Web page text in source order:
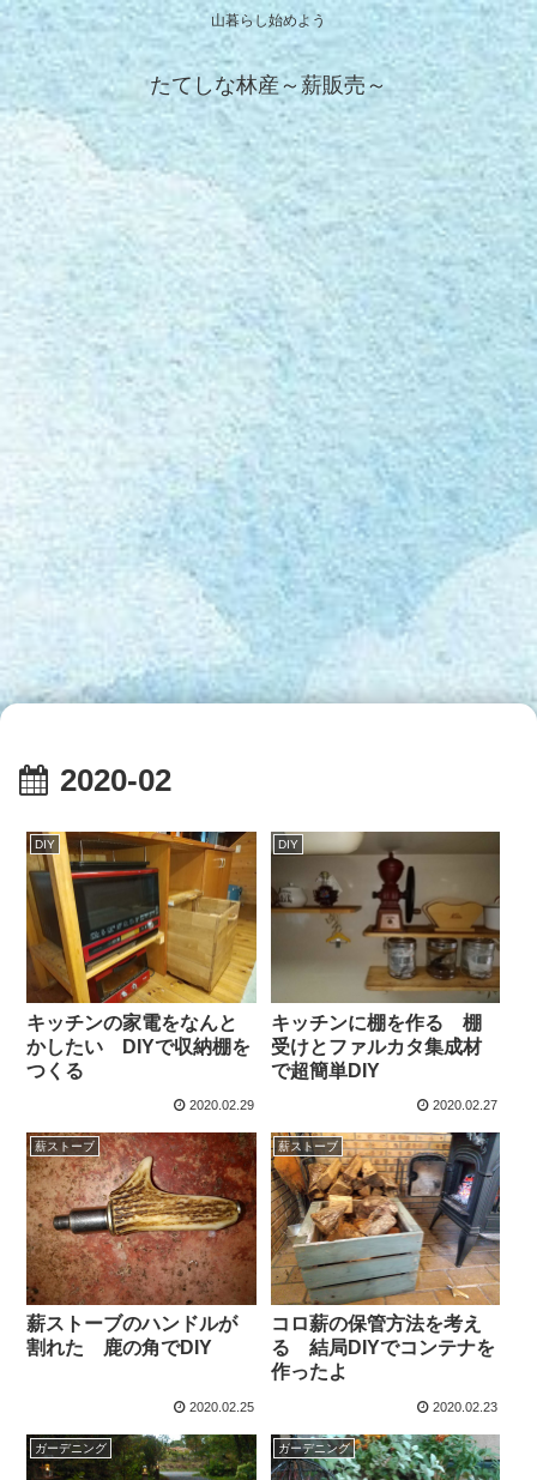
山暮らし始めよう
たてしな林産～薪販売～
2020-02
DIY
キッチンの家電をなんと
かしたい DIYで収納棚を
つくる
2020.02.29
DIY
キッチンに棚を作る 棚
受けとファルカタ集成材
で超簡単DIY
2020.02.27
薪ストーブ
薪ストーブのハンドルが
割れた 鹿の角でDIY
2020.02.25
薪ストーブ
コロ薪の保管方法を考え
る 結局DIYでコンテナを
作ったよ
2020.02.23
ガーデニング ガーデニング